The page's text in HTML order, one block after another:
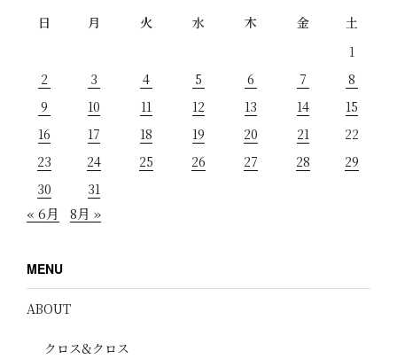
日
月 火 水 木 金
土
1
2
3 4 5 6 7
8
9
10 11 12 13 14
15
16
17 18 19 20 21
22
23
24 25 26 27 28
29
30
31
« 6月 8月 »
MENU
ABOUT
クロス&クロス